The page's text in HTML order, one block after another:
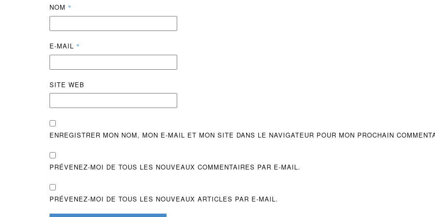
NOM *
E-MAIL *
SITE WEB
ENREGISTRER MON NOM, MON E-MAIL ET MON SITE DANS LE NAVIGATEUR POUR MON PROCHAIN
PRÉVENEZ-MOI DE TOUS LES NOUVEAUX COMMENTAIRES PAR E-MAIL.
PRÉVENEZ-MOI DE TOUS LES NOUVEAUX ARTICLES PAR E-MAIL.